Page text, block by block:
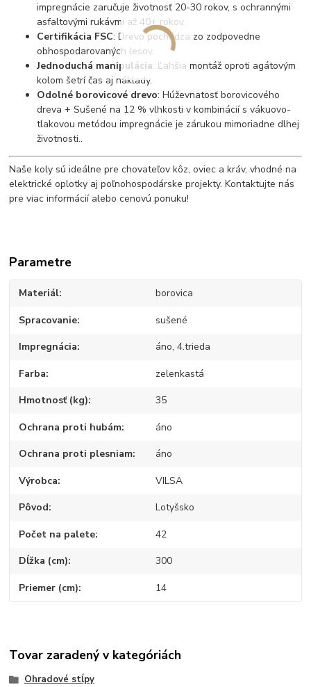
impregnácie zaručuje životnosť 20-30 rokov, s ochrannými
asfaltovými rukávmi až 40+ rokov.
Certifikácia FSC: Drevo pochádza zo zodpovedne
obhospodarovaných lesov.
Jednoduchá manipulácia: Ľahšia montáž oproti agátovým
kolom šetrí čas aj náklady.
Odolné borovicové drevo: Húževnatosť borovicového
dreva + Sušené na 12 % vlhkosti v kombinácií s vákuovo-
tlakovou metódou impregnácie je zárukou mimoriadne dlhej
životnosti..
Naše koly sú ideálne pre chovateľov kôz, oviec a kráv, vhodné na
elektrické oplotky aj poľnohospodárske projekty. Kontaktujte nás
pre viac informácií alebo cenovú ponuku!
Parametre
Materiál borovica
Spracovanie sušené
Impregnácia áno, 4.trieda
Farba zelenkastá
Hmotnosť (kg) 35
Ochrana proti hubám áno
Ochrana proti plesniam áno
Výrobca VILSA
Pôvod Lotyšsko
Počet na palete 42
Dĺžka (cm) 300
Priemer (cm) 14
Tovar zaradený v kategóriách
Ohradové stĺpy